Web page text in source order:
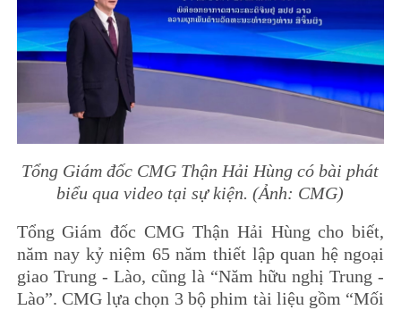
Tổng Giám đốc CMG Thận Hải Hùng có bài phát
biểu qua video tại sự kiện.(Ảnh: CMG)
Tổng Giám đốc CMG Thận Hải Hùng cho biết,
năm nay kỷ niệm 65 năm thiết lập quan hệ ngoại
giao Trung - Lào, cũng là “Năm hữu nghị Trung -
Lào”. CMG lựa chọn 3 bộ phim tài liệu gồm “Mối